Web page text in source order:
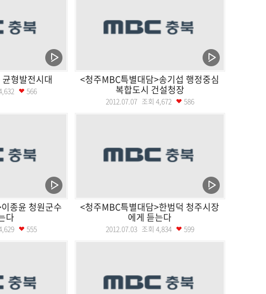
형발전시대
566
<청주MBC특별대담>송기섭 행정중심
복합도시 건설청장
2012.07.07 조회 4,672 586
종윤 청원군수
다
555
<청주MBC특별대담>한범덕 청주시장
에게 듣는다
2012.07.03 조회 4,834 599